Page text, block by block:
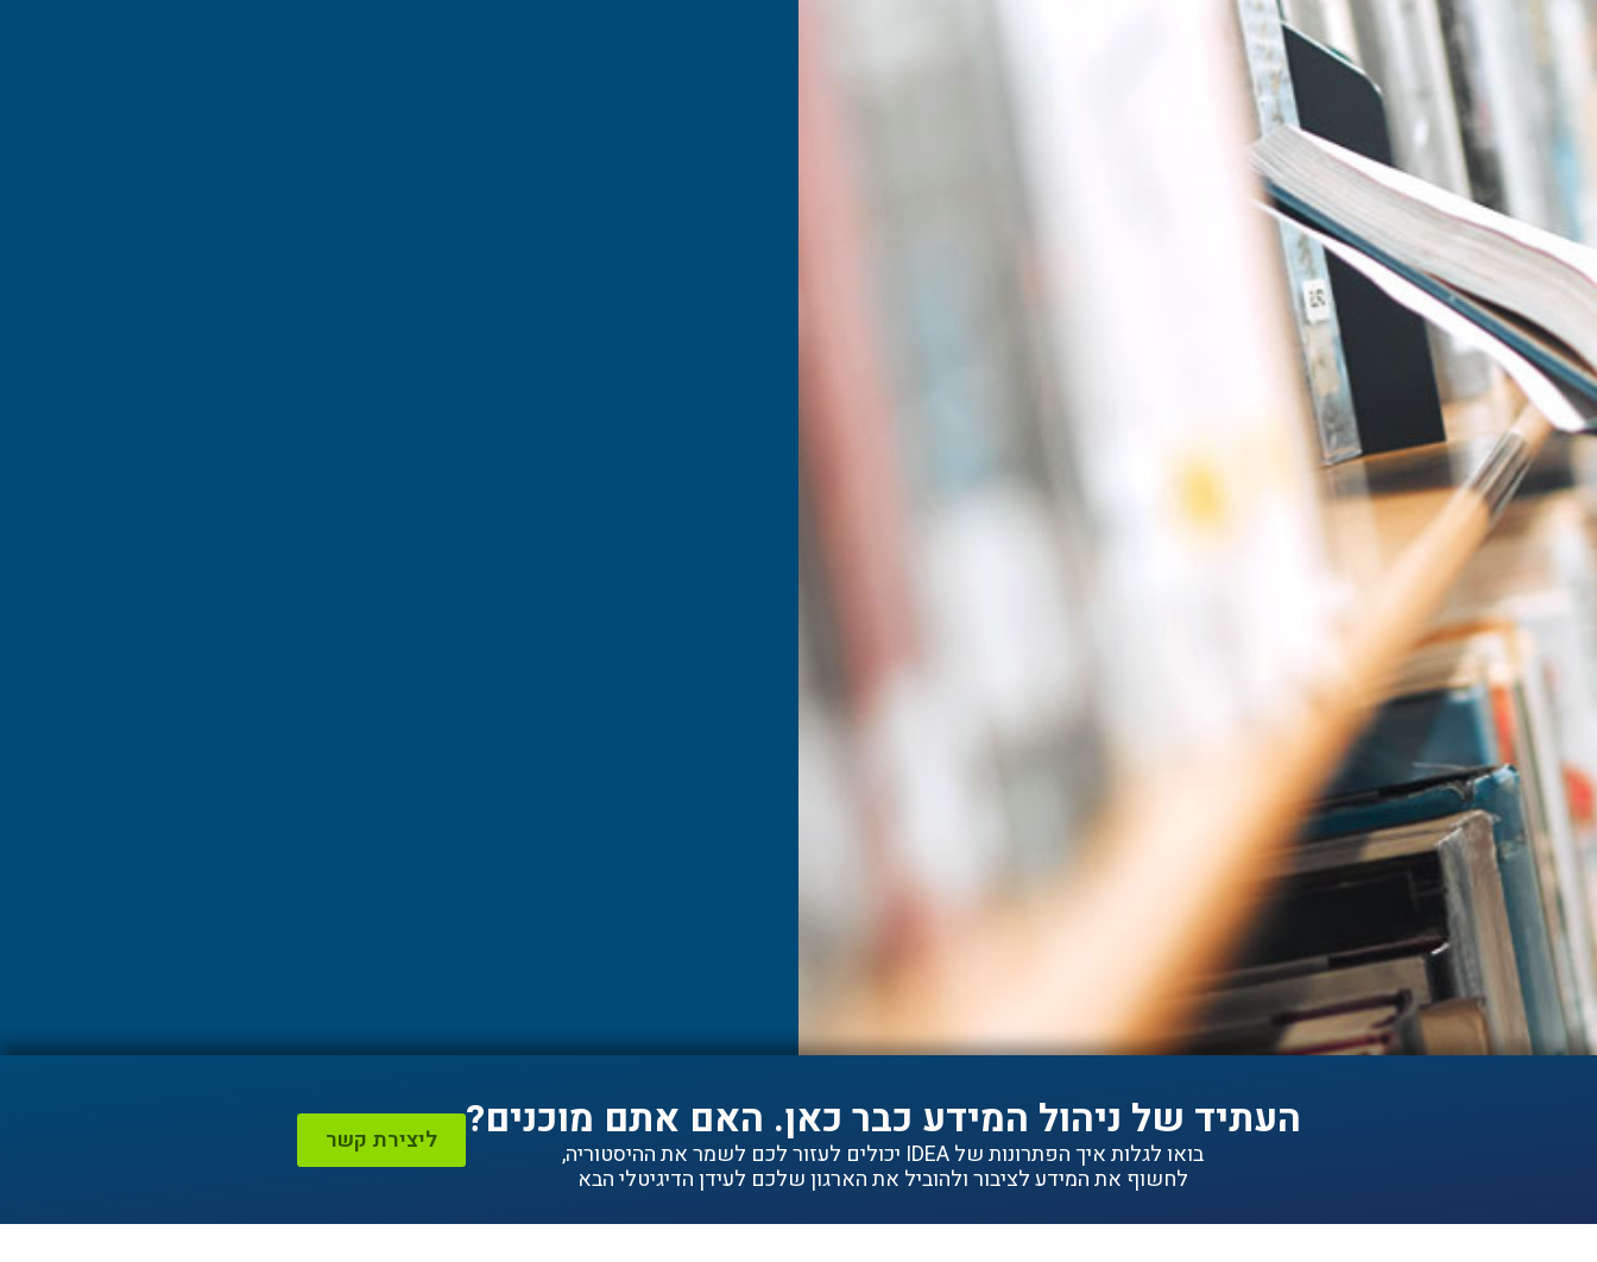
העתיד של ניהול המידע כבר כאן. האם אתם מוכנים?
בואו לגלות איך הפתרונות של IDEA יכולים לעזור לכם לשמר את ההיסטוריה,
לחשוף את המידע לציבור ולהוביל את הארגון שלכם לעידן הדיגיטלי הבא
ליצירת קשר